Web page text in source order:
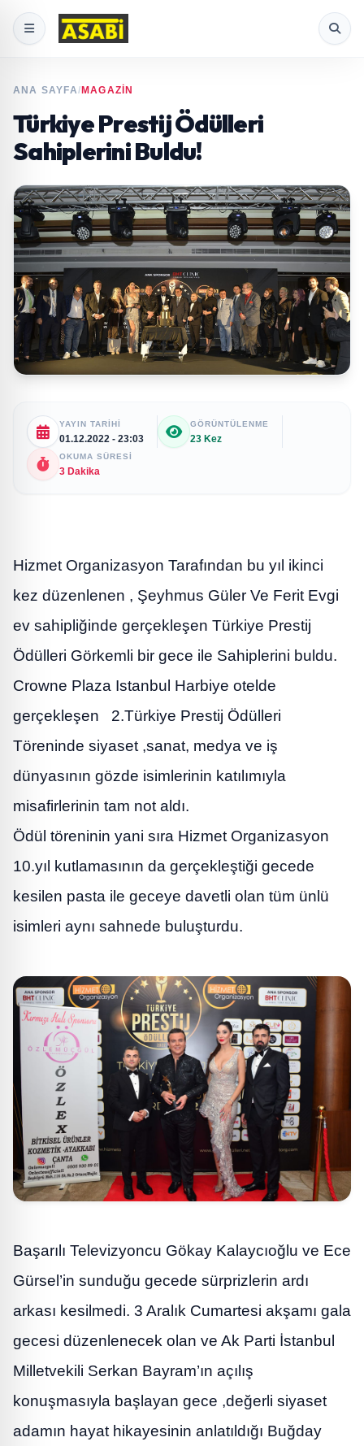
ANA SAYFA/ MAGAZİN
Türkiye Prestij Ödülleri
Sahiplerini Buldu!
YAYIN TARIHI
01.12.2022 - 23:03
GÖRÜNTÜLENME
23 Kez
OKUMA SÜRESI
3 Dakika
Hizmet Organizasyon Tarafından bu yıl ikinci
kez düzenlenen , Şeyhmus Güler Ve Ferit Evgi
ev sahipliğinde gerçekleşen Türkiye Prestij
Ödülleri Görkemli bir gece ile Sahiplerini buldu.
Crowne Plaza Istanbul Harbiye otelde
gerçekleşen 2.Türkiye Prestij Ödülleri
Töreninde siyaset ,sanat, medya ve iş
dünyasının gözde isimlerinin katılımıyla
misafirlerinin tam not aldı.
Ödül töreninin yani sıra Hizmet Organizasyon
10.yıl kutlamasının da gerçekleştiği gecede
kesilen pasta ile geceye davetli olan tüm ünlü
isimleri aynı sahnede buluşturdu.
Başarılı Televizyoncu Gökay Kalaycıoğlu ve Ece
Gürsel’in sunduğu gecede sürprizlerin ardı
arkası kesilmedi. 3 Aralık Cumartesi akşamı gala
gecesi düzenlenecek olan ve Ak Parti İstanbul
Milletvekili Serkan Bayram’ın açılış
konuşmasıyla başlayan gece ,değerli siyaset
adamın hayat hikayesinin anlatıldığı Buğday